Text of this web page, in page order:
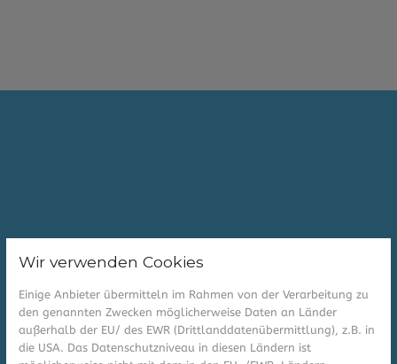
Wir verwenden Cookies
Einige Anbieter übermitteln im Rahmen von der Verarbeitung zu
den genannten Zwecken möglicherweise Daten an Länder
außerhalb der EU/ des EWR (Drittlanddatenübermittlung), z.B. in
die USA. Das Datenschutzniveau in diesen Ländern ist